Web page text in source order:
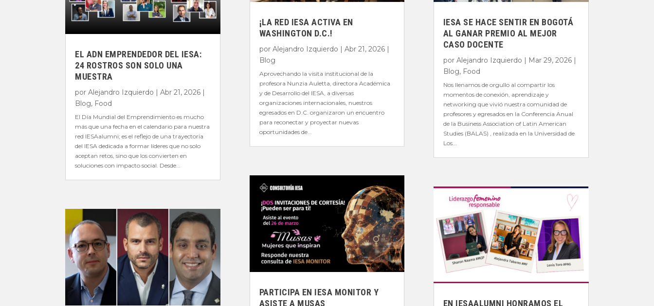
EL ADN EMPRENDEDOR DEL IESA:
24 ROSTROS SON SOLO UNA
MUESTRA
porAlejandro Izquierdo |Abr 21, 2026 |
Blog, Food
El Día Mundial del Emprendimiento es mucho
más que una fecha en el calendario para nuestra
red IESAalumni; es el reflejo de una trayectoria
del IESA dedicada a formar líderes que no solo
aceptan retos, sino que los convierten en
soluciones con impacto social. Desde...
¡LA RED IESA ACTIVA EN
WASHINGTON D.C.!
por Alejandro Izquierdo | Abr 21, 2026|
Blog
Aprovechando la visita institucional de la
profesora Nunzia Auletta, directora Académica
y de Desarrollo del IESA, a diversas
organizaciones internacionales, nuestros
egresados en D.C. organizaron un encuentro
para reconectar y proyectar nuevas
oportunidades de...
PARTICIPA EN IESA MONITOR Y
ASISTE A MUSAS
IESA SE HACE SENTIR EN BOGOTÁ
AL GANAR PREMIO AL MEJOR
CASO DOCENTE
por Alejandro Izquierdo | Mar 29, 2026|
Blog, Food
Nos llenamos de orgullo al compartir los
momentos de conexión, aprendizaje y
networking que vivió nuestra comunidad de
profesores y egresados en la Conferencia Anual
de la Business Association of Latin American
Studies (BALAS) , realizada en la Universidad de
Los...
EN IESAALUMNI HONRAMOS EL